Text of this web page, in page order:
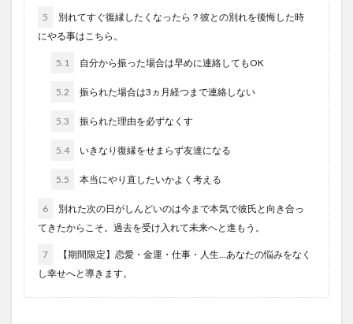
5
別れてすぐ復縁したくなったら？彼との別れを後悔した時
にやる事はこちら。
5.1 自分から振った場合は早めに連絡してもOK
5.2 振られた場合は3ヵ月経つまで連絡しない
5.3 振られた理由を必ずなくす
5.4 いきなり復縁をせまらず友達になる
5.5 本当にやり直したいかよく考える
6
別れた次の日がしんどいのは今まで本気で彼氏と向き合っ
てきたからこそ。過去を受け入れて未来へと進もう。
7
【期間限定】恋愛・金運・仕事・人生…あなたの悩みをなく
し幸せへと導きます。